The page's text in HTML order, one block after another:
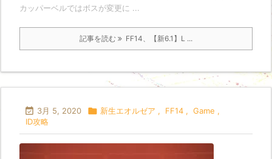
カッパーベルではボスが変更に ...
記事を読む FF14、【新6.1】L ...
 3月 5, 2020  新生エオルゼア , FF14 , Game ,
ID攻略